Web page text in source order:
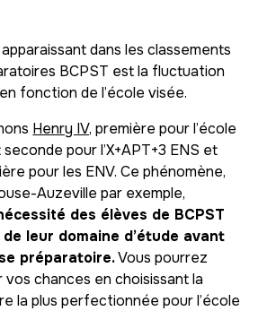
dans les classements
BCPST est la fluctuation
fonction de l’école visée.
Henry IV, première pour l’école
pour l’X+APT+3 ENS et
pour les ENV. Ce phénomène,
Auzeville par exemple,
des élèves de BCPST
de leur domaine d’étude avant
préparatoire.Vous pourrez
vos chances en choisissant la
la plus perfectionnée pour l’école